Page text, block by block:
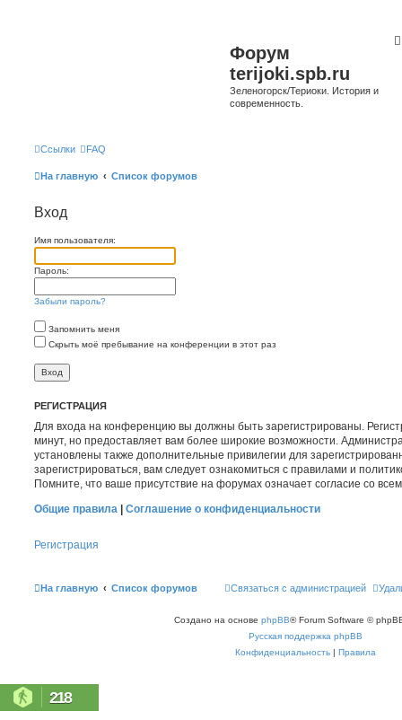
Форум
terijoki.spb.ru
Зеленогорск/Териоки. История и
современность.
Ссылки FAQ
На главную Список форумов
Вход
Имя пользователя:
Пароль:
Забыли пароль?
Запомнить меня
Скрыть моё пребывание на конференции в этот раз
РЕГИСТРАЦИЯ
Для входа на конференцию вы должны быть зарегистрированы.
минут, но предоставляет вам более широкие возможности.
установлены также дополнительные привилегии для
зарегистрироваться, вам следует ознакомиться с правилами и
Помните, что ваше присутствие на форумах означает согласие со
Общие правила
Соглашение о конфиденциальности
Регистрация
На главную Список форумов Связаться с администрацией
Создано на основе phpBB® Forum Software ©
Русская поддержка phpBB
Конфиденциальность | Правила
218